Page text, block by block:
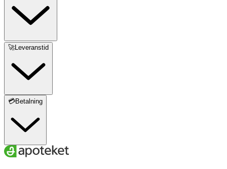
🚀Leveranstid
💳Betalning